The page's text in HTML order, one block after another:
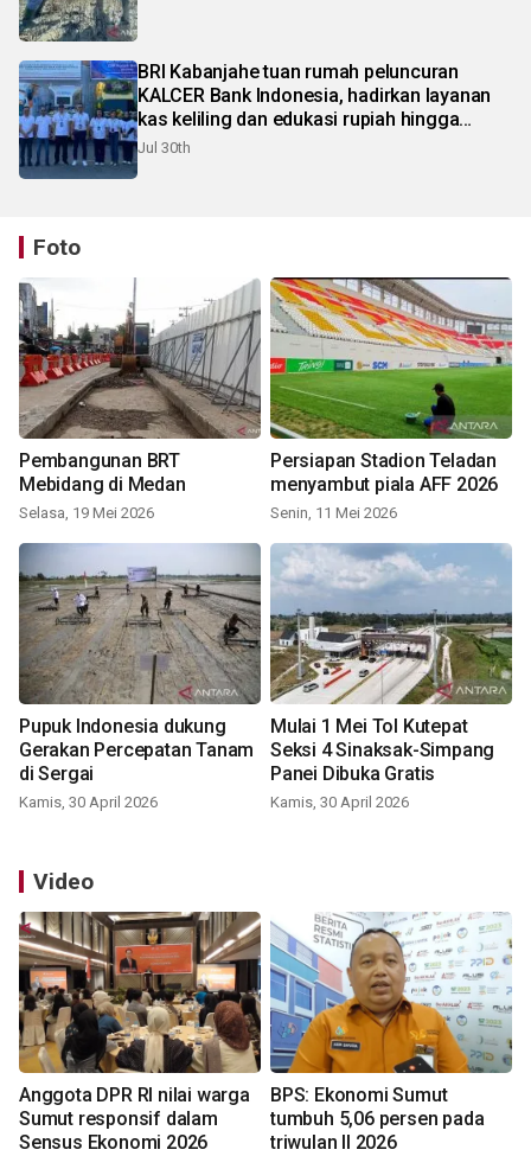
BRI Kabanjahe tuan rumah peluncuran
KALCER Bank Indonesia, hadirkan layanan
kas keliling dan edukasi rupiah hingga
pelosok Karo
Jul 30th
Foto
Pembangunan BRT
Mebidang di Medan
Selasa, 19 Mei 2026
Persiapan Stadion Teladan
menyambut piala AFF 2026
Senin, 11 Mei 2026
Pupuk Indonesia dukung
Gerakan Percepatan Tanam
di Sergai
Kamis, 30 April 2026
Mulai 1 Mei Tol Kutepat
Seksi 4 Sinaksak-Simpang
Panei Dibuka Gratis
Kamis, 30 April 2026
Video
Anggota DPR RI nilai warga
Sumut responsif dalam
Sensus Ekonomi 2026
BPS: Ekonomi Sumut
tumbuh 5,06 persen pada
triwulan II 2026